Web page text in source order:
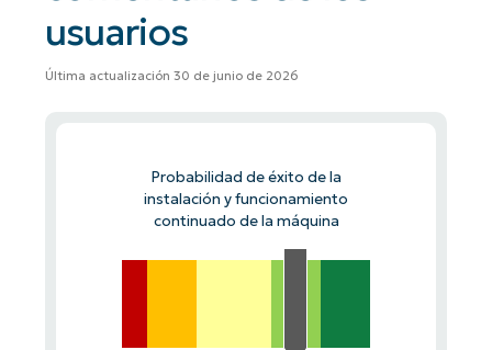
usuarios
Última actualización 30 de junio de 2026
Probabilidad de éxito de la
instalación y funcionamiento
continuado de la máquina